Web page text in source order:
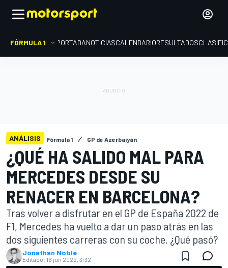
FÓRMULA 1 PORTADANOTICIASCALENDARIORESULTADOS
ANÁLISIS Fórmula 1 GP de Azerbaiyán
¿QUÉ HA SALIDO MAL PARA
MERCEDES DESDE SU
RENACER EN BARCELONA?
Tras volver a disfrutar en el GP de España 2022 de
F1, Mercedes ha vuelto a dar un paso atrás en las
dos siguientes carreras con su coche. ¿Qué pasó?
Jonathan Noble
Editado: 16 jun 2022, 3:32